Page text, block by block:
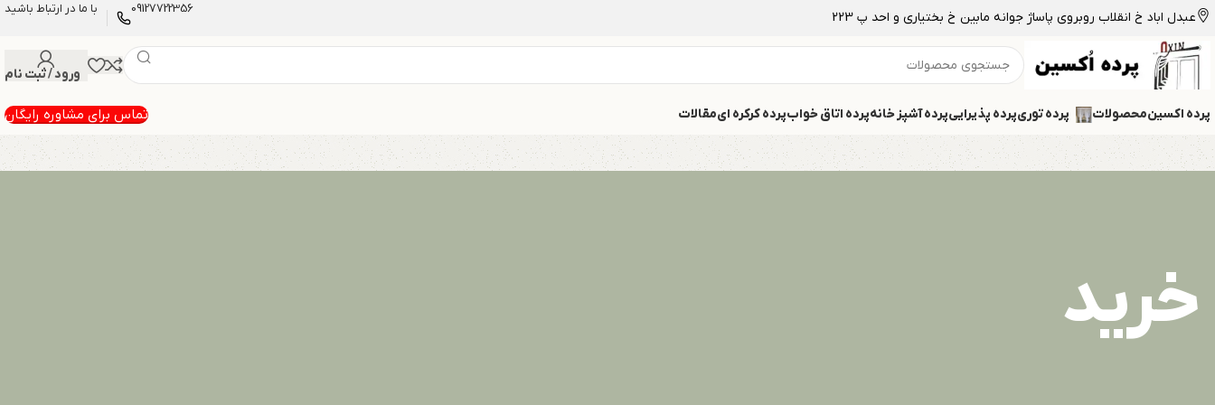
عبدل اباد خ انقلاب روبروی پاساژ جوانه مابین خ بختیاری و احد پ 223
09127722356 با ما در ارتباط باشید
ورود / ثبت نام
پرده اکسینمحصولات پرده توریپرده پذیراییپرده آشپز خانهپرده اتاق خوابپرده کرکره ایمقالات تماس برای مشاوره رایگان
خرید